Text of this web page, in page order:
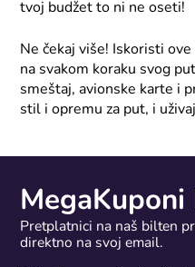
tvoj budžet to ni ne oseti!
Ne čekaj više! Iskoristi
na svakom koraku svog
smeštaj, avionske karte i
stil i opremu za put, i
Pretplatnici na naš bilten
direktno na svoj email.